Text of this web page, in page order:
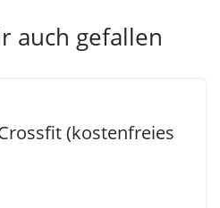
auch gefallen
(kostenfreies